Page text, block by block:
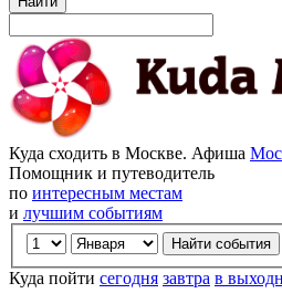
Куда сходить в Москве. Афиша
Помощник и путеводитель
по интересным местам
и лучшим событиям
Куда пойти сегодня завтра в